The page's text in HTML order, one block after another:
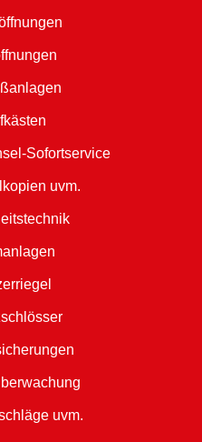
Sofortservice
uvm.
uvm.